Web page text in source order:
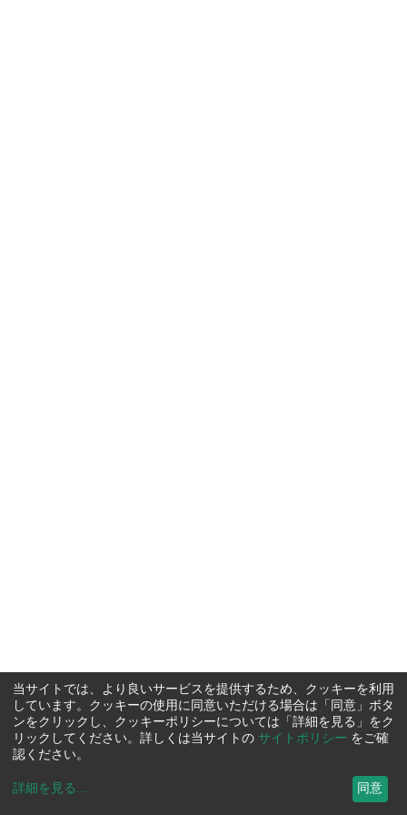
当サイトでは、より良いサービスを提供するため、クッキーを利用
しています。クッキーの使用に同意いただける場合は「同意」ボタ
ンをクリックし、クッキーポリシーについては「詳細を見る」をク
リックしてください。詳しくは当サイトの サイトポリシー をご確
認ください。
詳細を見る ... 同意